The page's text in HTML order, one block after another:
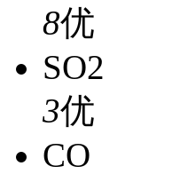
8优
SO2
3优
CO